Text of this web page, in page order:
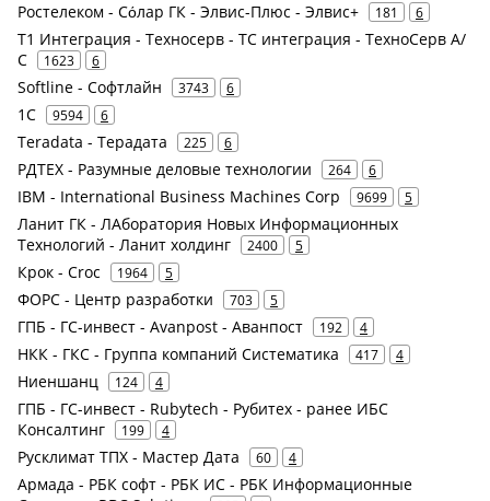
Ростелеком - Сόлар ГК - Элвис-Плюс - Элвис+ 181 6
Т1 Интеграция - Техносерв - ТС интеграция - ТехноСерв А/
С
1623 6
Softline - Софтлайн 3743 6
1С 9594 6
Teradata - Терадата 225 6
РДТЕХ - Разумные деловые технологии 264 6
IBM - International Business Machines Corp 9699 5
Ланит ГК - ЛАборатория Новых Информационных
Технологий - Ланит холдинг
2400 5
Крок - Croc 1964 5
ФОРС - Центр разработки 703 5
ГПБ - ГС-инвест - Avanpost - Аванпост 192 4
НКК - ГКС - Группа компаний Систематика 417 4
Ниеншанц 124 4
ГПБ - ГС-инвест - Rubytech - Рубитех - ранее ИБС
Консалтинг
199 4
Русклимат ТПХ - Мастер Дата 60 4
Армада - РБК софт - РБК ИС - РБК Информационные